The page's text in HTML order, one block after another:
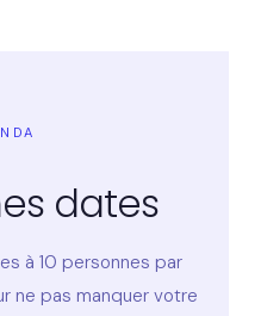
dates
à 10 personnes par
ne pas manquer votre